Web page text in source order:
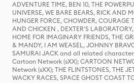
ADVENTURE TIME, BEN 10, THE
UNIVERSE, WE BARE BEARS, RICK AND
HUNGER FORCE, CHOWDER, COURAGE
AND CHICKEN , DEXTER'S
HOME FOR IMAGINARY FRIENDS, THE
& MANDY, I AM WEASEL, JOHNNY
SAMURAI JACK and all related
Cartoon Network (sXX); CARTOON
Network (sXX); THE FLINTSTONES, THE
WACKY RACES, SPACE GHOST COAST